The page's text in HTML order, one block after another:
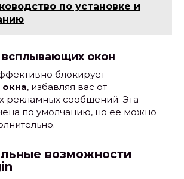
по установке и
всплывающих окон
блокирует
, избавляя вас от
рекламных сообщений. Эта
по умолчанию, но ее можно
возможности